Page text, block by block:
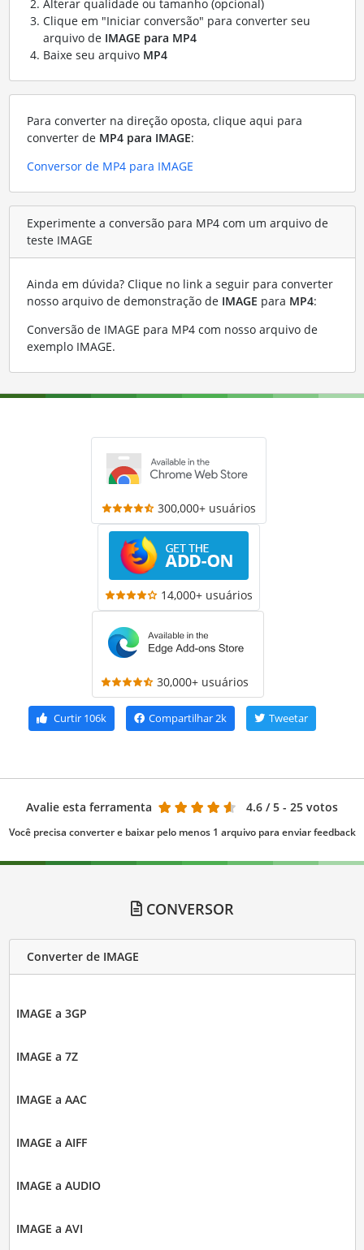
Alterar qualidade ou tamanho (opcional)
Clique em "Iniciar conversão" para converter seu
arquivo de IMAGE para MP4
Baixe seu arquivo MP4
Para converter na direção oposta, clique aqui para
converter de MP4 para IMAGE:
Conversor de MP4 para IMAGE
Experimente a conversão para MP4 com um arquivo de
teste IMAGE
Ainda em dúvida? Clique no link a seguir para converter
nosso arquivo de demonstração de IMAGE para MP4:
Conversão de IMAGE para MP4 com nosso arquivo de
exemplo IMAGE.
300,000+ usuários
14,000+ usuários
30,000+ usuários
Curtir 106k Compartilhar2k Tweetar
Avalie esta ferramenta 4.6 / 5 - 25 votos
Você precisa converter e baixar pelo menos 1 arquivo para enviar feedback
CONVERSOR
Converter de IMAGE
IMAGE a 3GP
IMAGE a 7Z
IMAGE a AAC
IMAGE a AIFF
IMAGE a AUDIO
IMAGE a AVI